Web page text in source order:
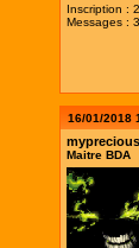
Inscription :
Messages :
16/01/2018
Maitre BDA